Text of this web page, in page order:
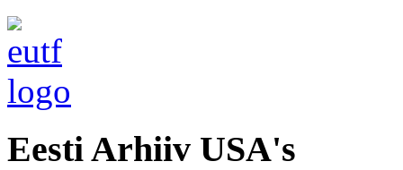
Eesti Arhiiv USA's